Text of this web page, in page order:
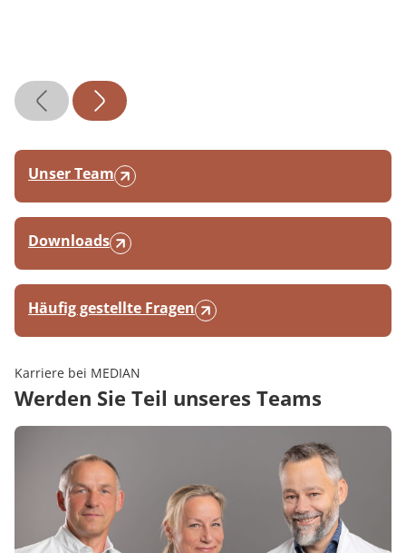
Unser Team
Downloads
Häufig gestellte Fragen
Karriere bei MEDIAN
Werden Sie Teil unseres Teams